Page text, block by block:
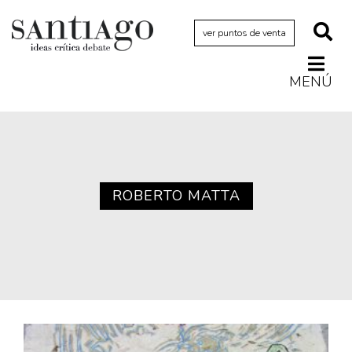
ver puntos de venta
MENÚ
ROBERTO MATTA